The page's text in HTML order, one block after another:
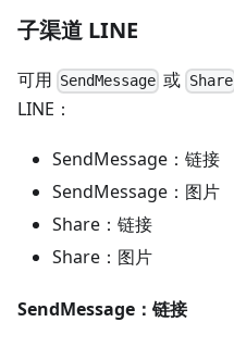
子渠道 LINE
可用 SendMessage 或 Share
LINE：
SendMessage：链接
SendMessage：图片
Share：链接
Share：图片
SendMessage：链接